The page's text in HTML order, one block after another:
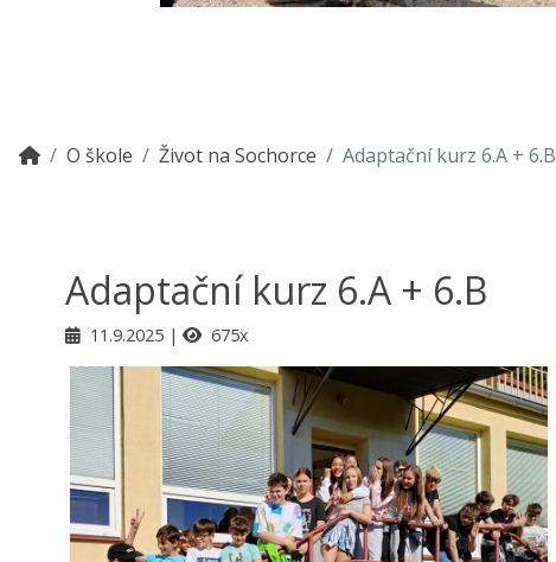
O škole Život na Sochorce Adaptační kurz 6.A + 6.B
Adaptační kurz 6.A + 6.B
11.9.2025 675x